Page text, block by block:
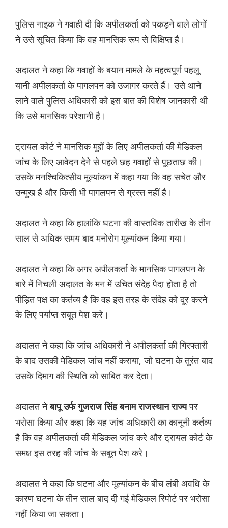
पुलिस नाइक ने गवाही दी कि अपीलकर्ता को पकड़ने वाले लोगों
ने उसे सूचित किया कि वह मानसिक रूप से विक्षिप्त है।
अदालत ने कहा कि गवाहों के बयान मामले के महत्वपूर्ण पहलू
यानी अपीलकर्ता के पागलपन को उजागर करते हैं। उसे थाने
लाने वाले पुलिस अधिकारी को इस बात की विशेष जानकारी थी
कि उसे मानसिक परेशानी है।
ट्रायल कोर्ट ने मानसिक मुद्दों के लिए अपीलकर्ता की मेडिकल
जांच के लिए आवेदन देने से पहले छह गवाहों से पूछताछ की।
उसके मनश्चिकित्सीय मूल्यांकन में कहा गया कि वह सचेत और
उन्मुख है और किसी भी पागलपन से ग्रस्त नहीं है।
अदालत ने कहा कि हालांकि घटना की वास्तविक तारीख के तीन
साल से अधिक समय बाद मनोरोग मूल्यांकन किया गया।
अदालत ने कहा कि अगर अपीलकर्ता के मानसिक पागलपन के
बारे में निचली अदालत के मन में उचित संदेह पैदा होता है तो
पीड़ित पक्ष का कर्तव्य है कि वह इस तरह के संदेह को दूर करने
के लिए पर्याप्त सबूत पेश करे।
अदालत ने कहा कि जांच अधिकारी ने अपीलकर्ता की गिरफ्तारी
के बाद उसकी मेडिकल जांच नहीं कराया, जो घटना के तुरंत बाद
उसके दिमाग की स्थिति को साबित कर देता।
अदालत नेबापू उर्फ ​​गुजराज सिंह बनाम राजस्थान राज्यपर
भरोसा किया और कहा कि यह जांच अधिकारी का कानूनी कर्तव्य
है कि वह अपीलकर्ता की मेडिकल जांच करे और ट्रायल कोर्ट के
समक्ष इस तरह की जांच के सबूत पेश करे।
अदालत ने कहा कि घटना और मूल्यांकन के बीच लंबी अवधि के
कारण घटना के तीन साल बाद दी गई मेडिकल रिपोर्ट पर भरोसा
नहीं किया जा सकता।